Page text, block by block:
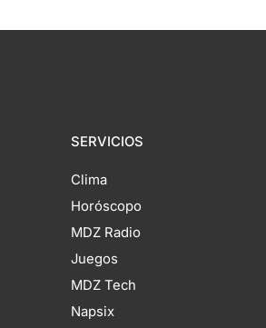
SERVICIOS
Clima
Horóscopo
MDZ Radio
Juegos
MDZ Tech
Napsix